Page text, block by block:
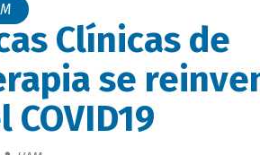
Clínicas de
se